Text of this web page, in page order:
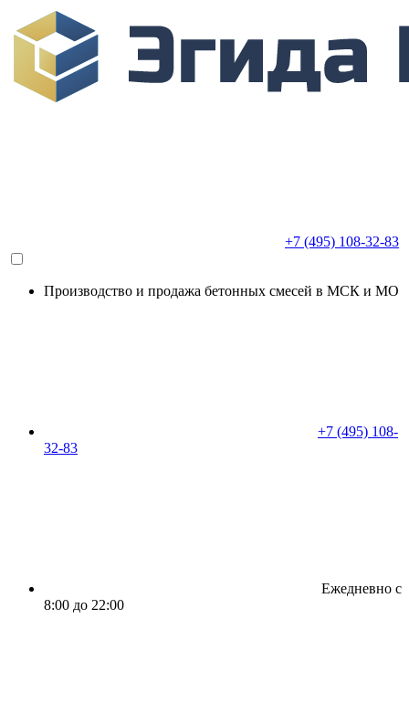
+7 (495) 108-32-83
Производство и продажа бетонных смесей в МСК и МО
+7 (495) 108-
32-83
Ежедневно с
8:00 до 22:00